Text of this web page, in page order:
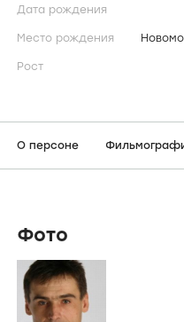
Дата рождения
Место рождения
Рост
О персоне
Фото